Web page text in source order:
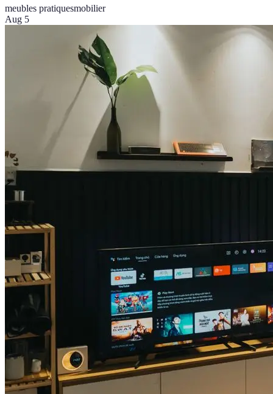
meubles pratiquesmobilier
Aug 5